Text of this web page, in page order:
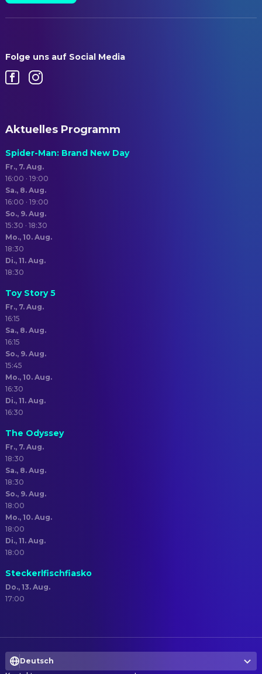
Folge uns auf Social Media
Aktuelles Programm
Spider-Man: Brand New Day
Fr., 7. Aug.
16:00 · 19:00
Sa., 8. Aug.
16:00 · 19:00
So., 9. Aug.
15:30 · 18:30
Mo., 10. Aug.
18:30
Di., 11. Aug.
18:30
Toy Story 5
Fr., 7. Aug.
16:15
Sa., 8. Aug.
16:15
So., 9. Aug.
15:45
Mo., 10. Aug.
16:30
Di., 11. Aug.
16:30
The Odyssey
Fr., 7. Aug.
18:30
Sa., 8. Aug.
18:30
So., 9. Aug.
18:00
Mo., 10. Aug.
18:00
Di., 11. Aug.
18:00
Steckerlfischfiasko
Do., 13. Aug.
17:00
Deutsch